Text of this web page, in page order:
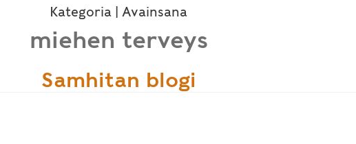
Kategoria | Avainsana
miehen terveys
Samhitan blogi